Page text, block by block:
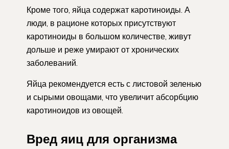
Кроме того, яйца содержат каротиноиды. А
люди, в рационе которых присутствуют
каротиноиды в большом количестве, живут
дольше и реже умирают от хронических
заболеваний.
Яйца рекомендуется есть с листовой зеленью
и сырыми овощами, что увеличит абсорбцию
каротиноидов из овощей.
Вред яиц для организма